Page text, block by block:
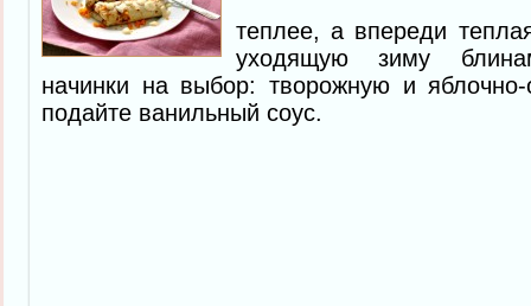
теплее, а впереди
уходящую зиму
начинки на выбор: творожную и
подайте ванильный соус.